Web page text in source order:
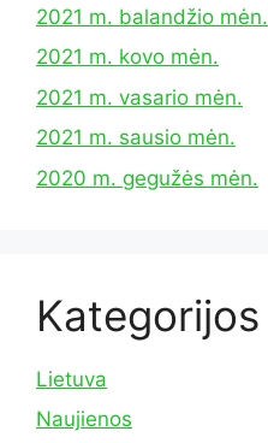
2021 m. balandžio mėn.
2021 m. kovo mėn.
2021 m. vasario mėn.
2021 m. sausio mėn.
2020 m. gegužės mėn.
Kategorijos
Lietuva
Naujienos